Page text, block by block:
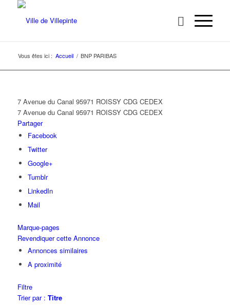
Vous êtes ici : Accueil / BNP PARIBAS
7 Avenue du Canal 95971 ROISSY CDG CEDEX
7 Avenue du Canal 95971 ROISSY CDG CEDEX
Partager
Facebook
Twitter
Google+
Tumblr
LinkedIn
Mail
Marque-pages
Revendiquer cette Annonce
Annonces similaires
A proximité
Filtre
Trier par : Titre